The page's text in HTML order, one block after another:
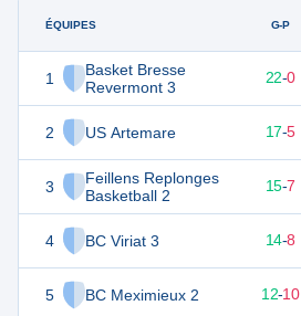
ÉQUIPES
1
Basket Bresse
Revermont 3
2 US Artemare
3
Feillens Replonges
Basketball 2
4 BC Viriat 3
5 BC Meximieux 2
G-P
22-0
17-5
37 15-7
14-8
34 12-10